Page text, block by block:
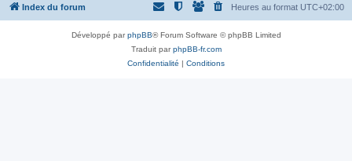
Index du forum Heures au format UTC+02:00
Développé parphpBB® Forum Software © phpBB Limited
Traduit parphpBB-fr.com
Confidentialité | Conditions